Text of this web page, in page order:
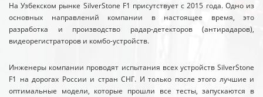
На Узбекском рынке SilverStone F1 присутствует с 2015 года. Одно из
основных направлений компании в настоящее время, это
разработка и производство радар-детекторов (антирадаров),
видеорегистраторов и комбо-устройств.
Инженеры компании проводят испытания всех устройств SilverStone
F1 на дорогах России и стран СНГ. И только после этого лучшие и
оптимальные модели, которые прошли все тесты, запускаются в